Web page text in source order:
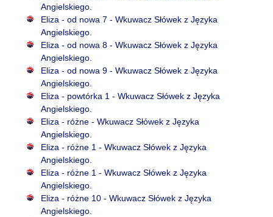
Angielskiego.
Eliza - od nowa 7 - Wkuwacz Słówek z Języka
Angielskiego.
Eliza - od nowa 8 - Wkuwacz Słówek z Języka
Angielskiego.
Eliza - od nowa 9 - Wkuwacz Słówek z Języka
Angielskiego.
Eliza - powtórka 1 - Wkuwacz Słówek z Języka
Angielskiego.
Eliza - różne - Wkuwacz Słówek z Języka
Angielskiego.
Eliza - różne 1 - Wkuwacz Słówek z Języka
Angielskiego.
Eliza - różne 1 - Wkuwacz Słówek z Języka
Angielskiego.
Eliza - różne 10 - Wkuwacz Słówek z Języka
Angielskiego.